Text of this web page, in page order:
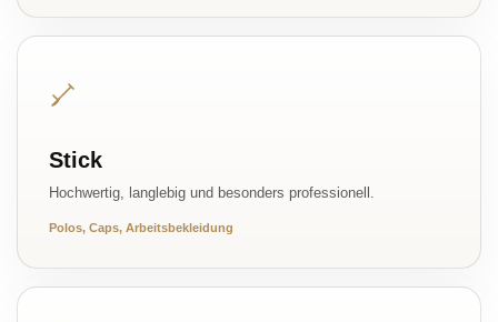
Stick
Hochwertig, langlebig und besonders professionell.
Polos, Caps, Arbeitsbekleidung